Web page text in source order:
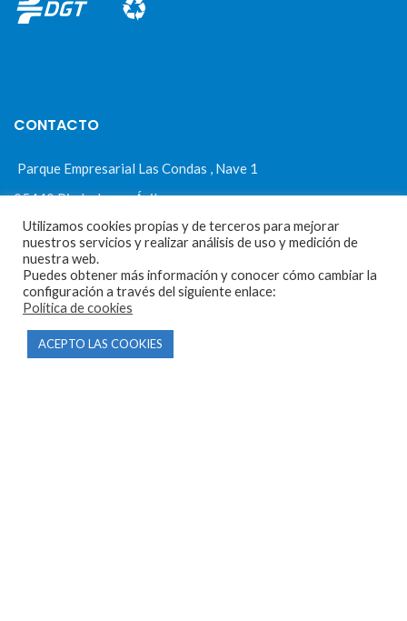
CONTACTO
Parque Empresarial Las Condas , Nave 1
05440 Piedralaves-Ávila
603 57 44 50
info@motorecambiosfldelhierro.com
Síguenos en Facebook
Síguenos en Instagram
Utilizamos cookies propias y de terceros para mejorar
nuestros servicios y realizar análisis de uso y medición de
nuestra web.
Puedes obtener más información y conocer cómo cambiar la
configuración a través del siguiente enlace:
Política de cookies
ACEPTO LAS COOKIES